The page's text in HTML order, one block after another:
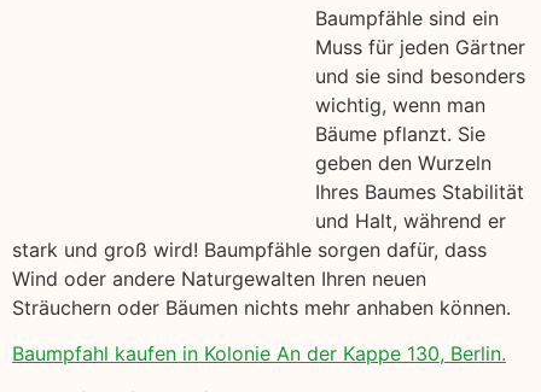
Baumpfähle sind ein
Muss für jeden Gärtner
und sie sind besonders
wichtig, wenn man
Bäume pflanzt. Sie
geben den Wurzeln
Ihres Baumes Stabilität
und Halt, während er
stark und groß wird! Baumpfähle sorgen dafür, dass
Wind oder andere Naturgewalten Ihren neuen
Sträuchern oder Bäumen nichts mehr anhaben können.
Baumpfahl kaufen in Kolonie An der Kappe 130, Berlin.